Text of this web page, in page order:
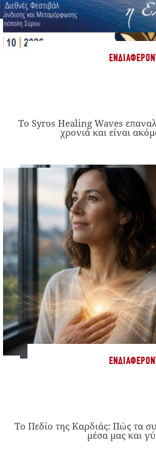
Το Syros Healing Waves
χρονιά και είναι
Το Πεδίο της Καρδιάς: Πώς τα
μέσα μας και